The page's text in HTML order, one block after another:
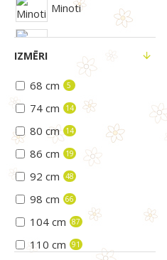
Minoti
Gamex
HRYNCEWICZ
IZMĒRI
68 cm 5
74 cm 14
80 cm 14
86 cm 19
92 cm 48
98 cm 66
104 cm 87
110 cm 91